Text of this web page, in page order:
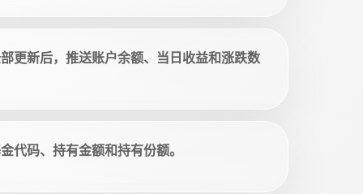
更新后，推送账户余额、当日收益和涨跌数
代码、持有金额和持有份额。